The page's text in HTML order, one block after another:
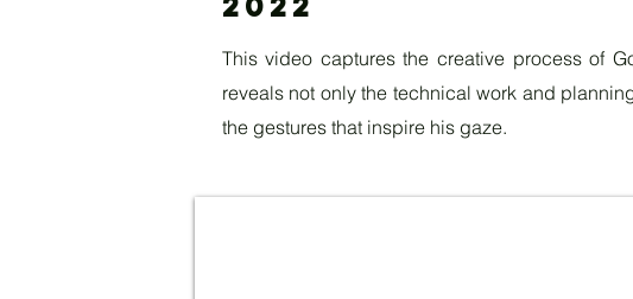
This video captures the creative process of
reveals not only the technical work and
the gestures that inspire his gaze.